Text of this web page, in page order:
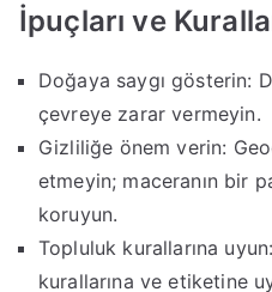
İpuçları ve
Doğaya saygı gösterin:
çevreye zarar vermeyin.
Gizliliğe önem verin:
etmeyin; maceranın bir
koruyun.
Topluluk kurallarına
kurallarına ve etiketine